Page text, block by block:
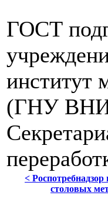
ГОСТ
институт
(ГНУ
<
столовых